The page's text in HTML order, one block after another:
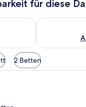
für diese
heute Nacht, Aug. 6
Überprüfe
2 Betten
Minibar, Zimmersafe,